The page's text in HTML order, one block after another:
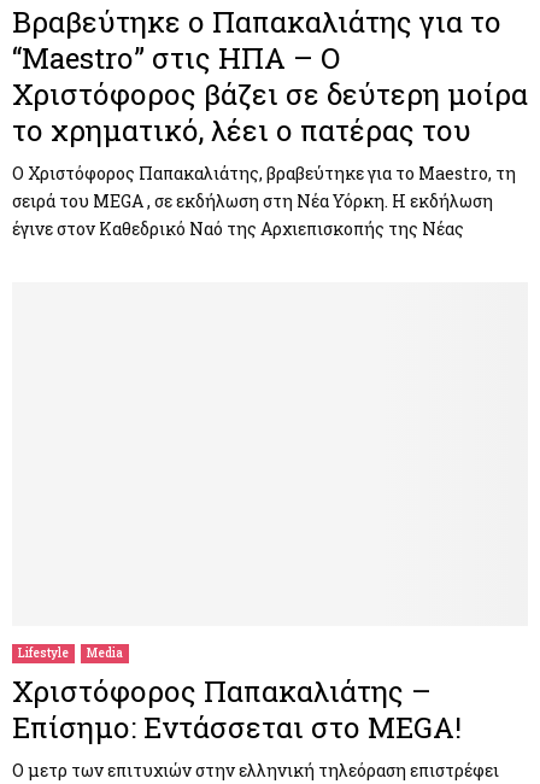
Βραβεύτηκε ο Παπακαλιάτης για το
“Maestrο” στις ΗΠΑ – Ο
Χριστόφορος βάζει σε δεύτερη μοίρα
το χρηματικό, λέει ο πατέρας του
Ο Χριστόφορος Παπακαλιάτης, βραβεύτηκε για το Maestro, τη
σειρά του MEGA , σε εκδήλωση στη Νέα Υόρκη. Η εκδήλωση
έγινε στον Καθεδρικό Ναό της Αρχιεπισκοπής της Νέας
Lifestyle Media
Χριστόφορος Παπακαλιάτης –
Επίσημο: Εντάσσεται στο MEGA!
Ο μετρ των επιτυχιών στην ελληνική τηλεόραση επιστρέφει